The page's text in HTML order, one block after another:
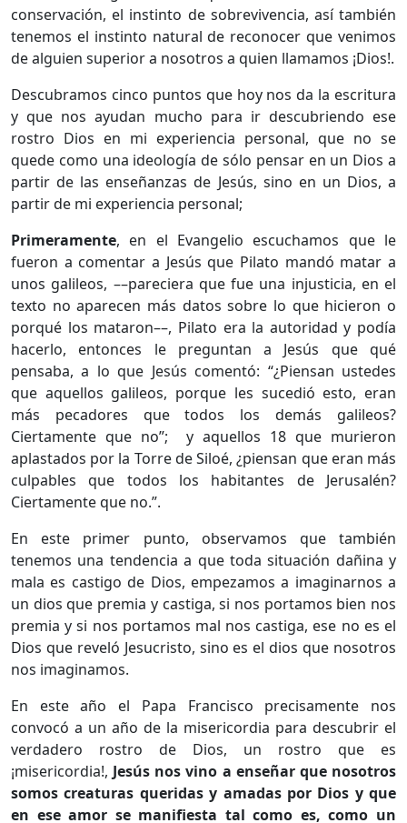
conservación, el instinto de sobrevivencia, así también
tenemos el instinto natural de reconocer que venimos
de alguien superior a nosotros a quien llamamos ¡Dios!.
Descubramos cinco puntos que hoy nos da la escritura
y que nos ayudan mucho para ir descubriendo ese
rostro Dios en mi experiencia personal, que no se
quede como una ideología de sólo pensar en un Dios a
partir de las enseñanzas de Jesús, sino en un Dios, a
partir de mi experiencia personal;
Primeramente, en el Evangelio escuchamos que le
fueron a comentar a Jesús que Pilato mandó matar a
unos galileos, ––pareciera que fue una injusticia, en el
texto no aparecen más datos sobre lo que hicieron o
porqué los mataron––, Pilato era la autoridad y podía
hacerlo, entonces le preguntan a Jesús que qué
pensaba, a lo que Jesús comentó: “¿Piensan ustedes
que aquellos galileos, porque les sucedió esto, eran
más pecadores que todos los demás galileos?
Ciertamente que no”; y aquellos 18 que murieron
aplastados por la Torre de Siloé, ¿piensan que eran más
culpables que todos los habitantes de Jerusalén?
Ciertamente que no.”.
En este primer punto, observamos que también
tenemos una tendencia a que toda situación dañina y
mala es castigo de Dios, empezamos a imaginarnos a
un dios que premia y castiga, si nos portamos bien nos
premia y si nos portamos mal nos castiga, ese no es el
Dios que reveló Jesucristo, sino es el dios que nosotros
nos imaginamos.
En este año el Papa Francisco precisamente nos
convocó a un año de la misericordia para descubrir el
verdadero rostro de Dios, un rostro que es
¡misericordia!, Jesús nos vino a enseñar que nosotros
somos creaturas queridas y amadas por Dios y que
en ese amor se manifiesta tal como es, como un